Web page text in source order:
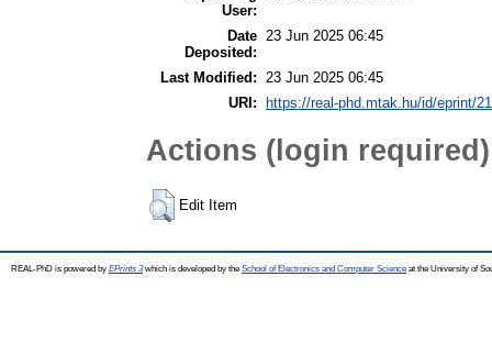
User:
Date
Deposited:
23 Jun 2025 06:45
Last Modified:
23 Jun 2025 06:45
URI:
https://real-phd.mtak.hu/id/eprint/
Actions (login required)
Edit Item
REAL-PhD is powered by EPrints 3which is developed by the School of Electronics and Computer Science at the University of